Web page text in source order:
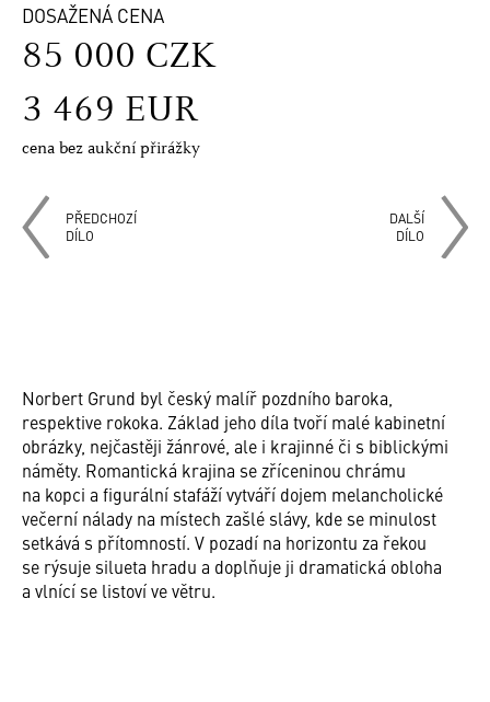
DOSAŽENÁ CENA
85 000 CZK
3 469 EUR
cena bez aukční přirážky
PŘEDCHOZÍ
DÍLO
DALŠÍ
DÍLO
Norbert Grund byl český malíř pozdního baroka,
respektive rokoka. Základ jeho díla tvoří malé kabinetní
obrázky, nejčastěji žánrové, ale i krajinné či s biblickými
náměty. Romantická krajina se zříceninou chrámu
na kopci a figurální stafáží vytváří dojem melancholické
večerní nálady na místech zašlé slávy, kde se minulost
setkává s přítomností. V pozadí na horizontu za řekou
se rýsuje silueta hradu a doplňuje ji dramatická obloha
a vlnící se listoví ve větru.